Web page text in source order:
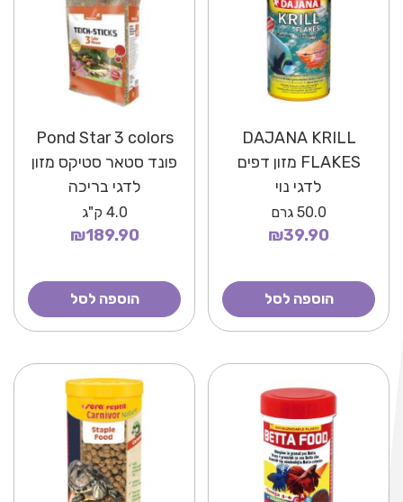
DAJANA KRILL
FLAKES מזון דפים
לדגי נוי
50.0 גרם
₪39.90
הוספה לסל
Pond Star 3 colors
פונד סטאר סטיקס מזון
לדגי בריכה
4.0 ק"ג
₪189.90
הוספה לסל